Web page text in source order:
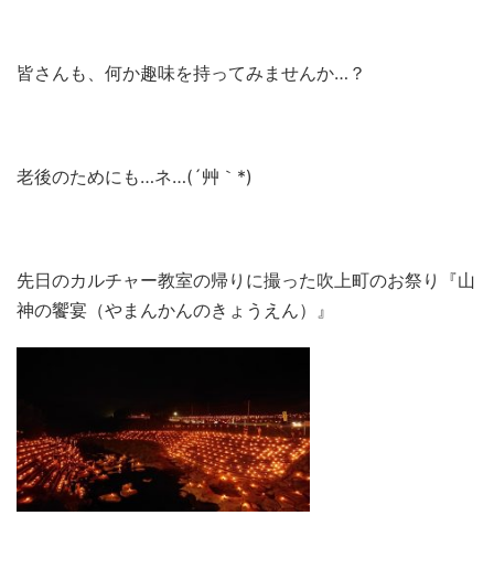
皆さんも、何か趣味を持ってみませんか…？
老後のためにも…ネ…(´艸｀*)
先日のカルチャー教室の帰りに撮った吹上町のお祭り『山
神の饗宴（やまんかんのきょうえん）』